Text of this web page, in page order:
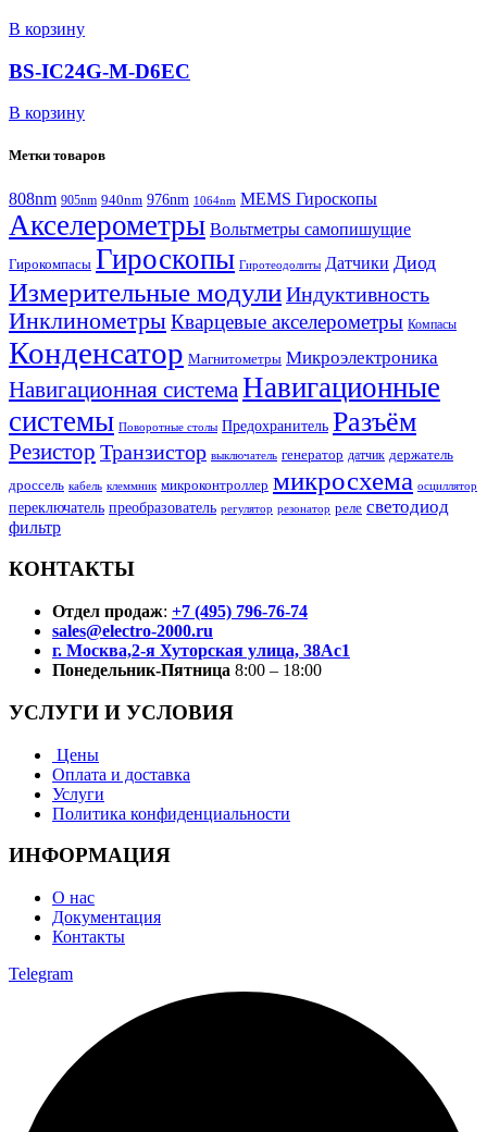
В корзину
BS-IC24G-M-D6EC
В корзину
Метки товаров
808nm 905nm 940nm 976nm 1064nm MEMS Гироскопы
Акселерометры Вольтметры самопишущие
Гирокомпасы Гироскопы Гиротеодолиты Датчики Диод
Измерительные модулиИндуктивность
ИнклинометрыКварцевые акселерометры Компасы
Конденсатор Магнитометры Микроэлектроника
Навигационная система Навигационные
системы Поворотные столы Предохранитель Разъём
Резистор Транзистор выключатель генератор датчик держатель
дроссель кабель клеммник микроконтроллер микросхема осциллятор
переключатель преобразователь регулятор резонатор реле светодиод
фильтр
КОНТАКТЫ
Отдел продаж: +7 (495) 796-76-74
sales@electro-2000.ru
г. Москва,2-я Хуторская улица, 38Ас1
Понедельник-Пятница 8:00 – 18:00
УСЛУГИ И УСЛОВИЯ
Цены
Оплата и доставка
Услуги
Политика конфиденциальности
ИНФОРМАЦИЯ
О нас
Документация
Контакты
Telegram